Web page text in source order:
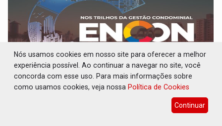
EVENTO: ENCON 2026 reunirá síndicos,
Nós usamos cookies em nosso site para oferecer a melhor
experiência possível. Ao continuar a navegar no site, você
concorda com esse uso. Para mais informações sobre
como usamos cookies, veja nossa Política de Cookies
Continuar